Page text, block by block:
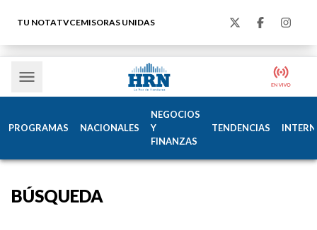
TU NOTATVCEMISORAS UNIDAS
PROGRAMAS NACIONALES
NEGOCIOS
Y
FINANZAS
TENDENCIAS
BÚSQUEDA